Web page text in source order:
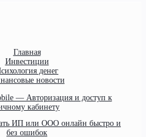
Главная
Инвестиции
денег
новости
— Авторизация и доступ к
кабинету
ИП или ООО онлайн быстро и
без ошибок